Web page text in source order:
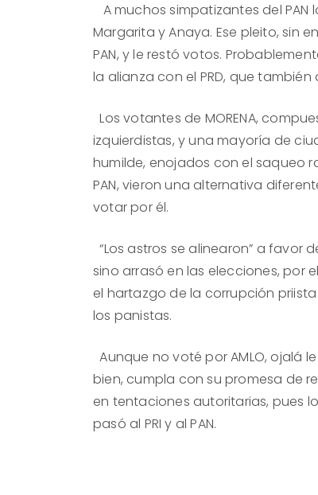
A muchos simpatizantes del
Margarita y Anaya. Ese pleito, sin
PAN, y le restó votos.
la alianza con el PRD, que
Los votantes de MORENA,
izquierdistas, y una mayoría de
humilde, enojados con el saqueo
PAN, vieron una alternativa
votar por él.
“Los astros se alinearon” a favor
sino arrasó en las elecciones, por
el hartazgo de la corrupción
los panistas.
Aunque no voté por AMLO, ojalá
bien, cumpla con su promesa de
en tentaciones autoritarias, pues
pasó al PRI y al PAN.